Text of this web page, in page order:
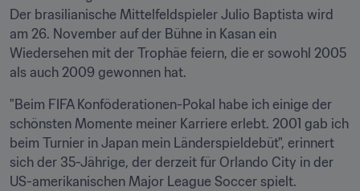
Der brasilianische Mittelfeldspieler Julio Baptista wird
am 26. November auf der Bühne in Kasan ein
Wiedersehen mit der Trophäe feiern, die er sowohl 2005
als auch 2009 gewonnen hat.
"Beim FIFA Konföderationen-Pokal habe ich einige der
schönsten Momente meiner Karriere erlebt. 2001 gab ich
beim Turnier in Japan mein Länderspieldebüt", erinnert
sich der 35-Jährige, der derzeit für Orlando City in der
US-amerikanischen Major League Soccer spielt.